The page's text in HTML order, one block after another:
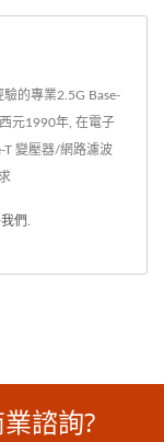
的專業2.5G Base-
元1990年, 在電子
T 變壓器/網路濾波
們
諮詢?